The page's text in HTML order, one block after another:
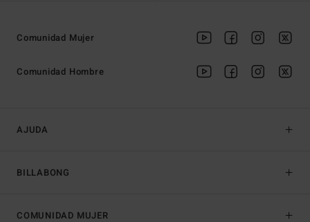
AJUDA
BILLABONG
Comunidad Mujer
Comunidad Hombre
COMUNIDAD MUJER